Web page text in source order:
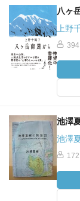
八ヶ
上野
394
池澤
池澤
172